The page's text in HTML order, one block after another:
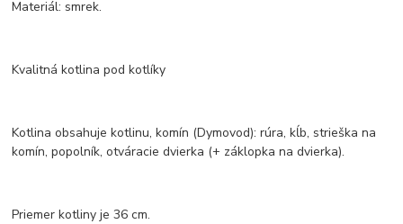
Materiál: smrek.
Kvalitná kotlina pod kotlíky
Kotlina obsahuje kotlinu, komín (Dymovod): rúra, kĺb, strieška na
komín, popolník, otváracie dvierka (+ záklopka na dvierka).
Priemer kotliny je 36 cm.